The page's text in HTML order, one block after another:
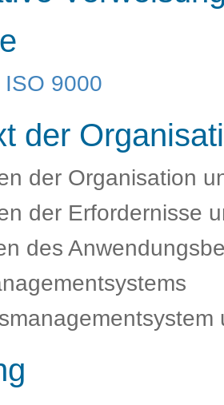
ISO 9000
der
der Organisation
der Erfordernisse
des